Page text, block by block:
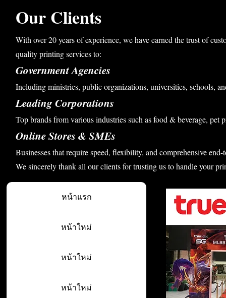
Our Clients
With over 20 years of experience, we have earned the trust of
quality printing services to:
Government Agencies
Including ministries, public organizations, universities, schools,
Leading Corporations
Top brands from various industries such as food & beverage, pet
Online Stores & SMEs
Businesses that require speed, flexibility, and comprehensive
We sincerely thank all our clients for trusting us to handle your
หน้าแรก
หน้าใหม่
หน้าใหม่
หน้าใหม่